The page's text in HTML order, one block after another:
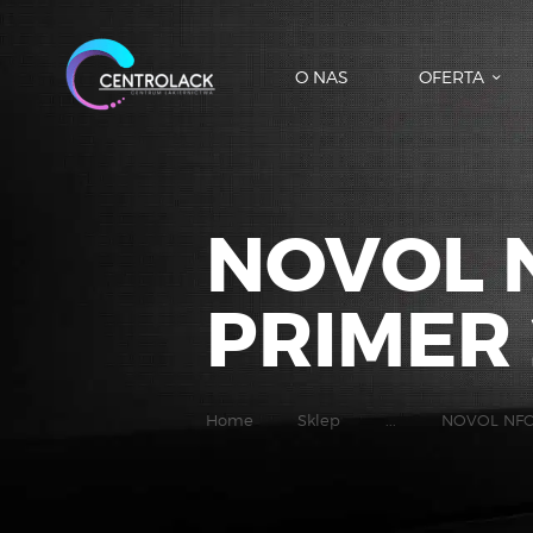
O NAS OFERTA
NOVOL
Home Sklep ... NOVOL